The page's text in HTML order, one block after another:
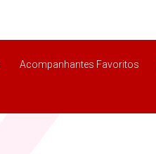
Acompanhantes Favoritos